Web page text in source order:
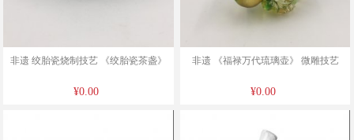
非遗 绞胎瓷烧制技艺 《绞胎瓷茶盏》
¥0.00
非遗 《福禄万代琉璃壶》 微雕技艺
¥0.00